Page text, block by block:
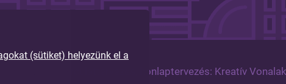
(sütiket) helyezünk el a
Arculattervezés, honlaptervezés: Kreatív Vonalak